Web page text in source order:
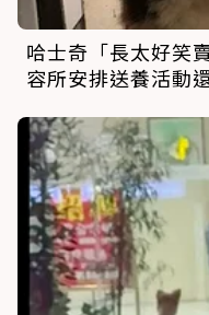
哈士奇「長太好笑
容所安排送養活動